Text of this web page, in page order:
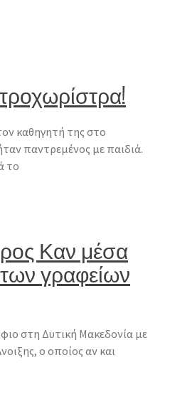
καθηγητή της στο
παντρεμένος με παιδιά.
το
Καν μέσα
γραφείων
στη Δυτική Μακεδονία με
ο οποίος αν και